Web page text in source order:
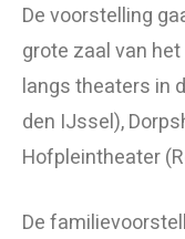
De voorstelling
grote zaal van
langs theaters in
den IJssel),
Hofpleintheater
De